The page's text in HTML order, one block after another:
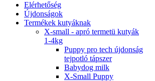
Elérhetőség
Újdonságok
Termékek kutyáknak
X-small - apró termetü kutyák
1-4kg
Puppy pro tech újdonság
tejpotló tápszer
Babydog milk
X-Small Puppy